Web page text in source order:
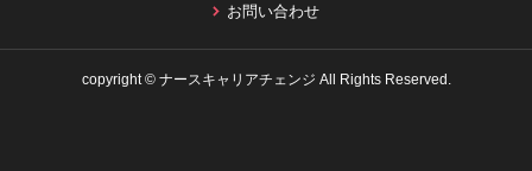
お問い合わせ
copyright © ナースキャリアチェンジ All Rights Reserved.